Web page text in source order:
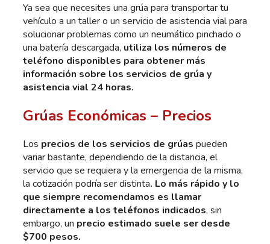
Ya sea que necesites una grúa para transportar tu
vehículo a un taller o un servicio de asistencia vial para
solucionar problemas como un neumático pinchado o
una batería descargada, utiliza los números de
teléfono disponibles para obtener más
información sobre los servicios de grúa y
asistencia vial 24 horas.
Grúas Económicas – Precios
Los precios de los servicios de grúas pueden
variar bastante, dependiendo de la distancia, el
servicio que se requiera y la emergencia de la misma,
la cotización podría ser distinta. Lo más rápido y lo
que siempre recomendamos es llamar
directamente a los teléfonos indicados, sin
embargo, un precio estimado suele ser desde
$700 pesos.